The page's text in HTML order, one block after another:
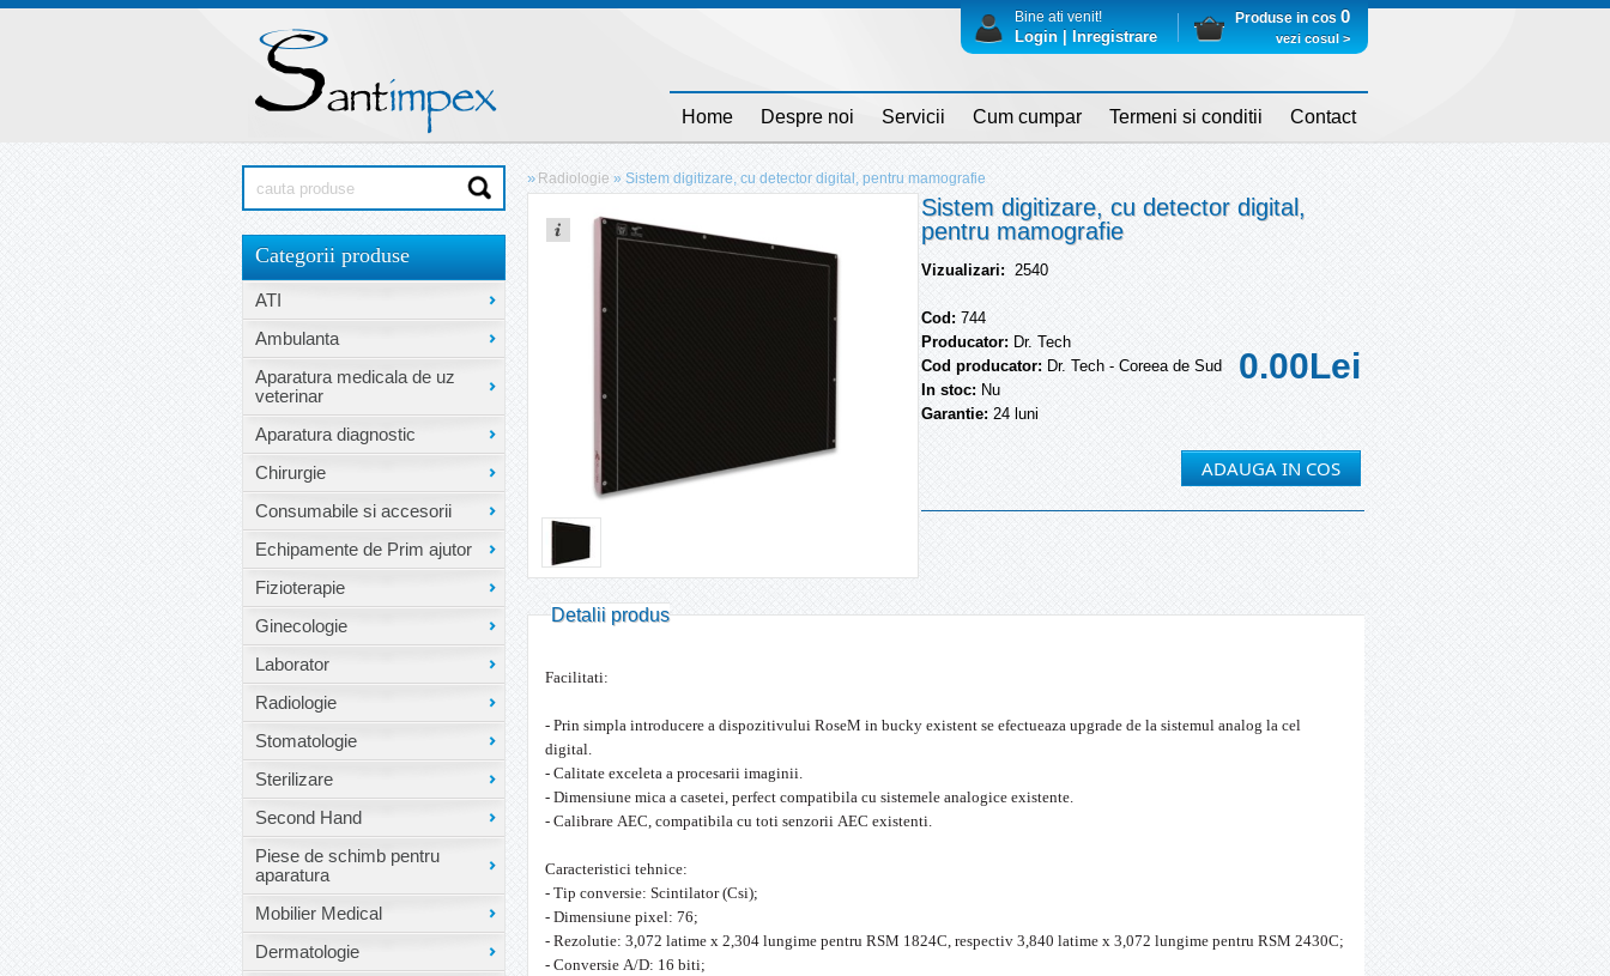
Home Despre noi Servicii Cum cumpar Termeni si conditii Contact
Bine ati venit!
Login | Inregistrare
Produse in cos 0
vezi cosul >
Categorii produse
ATI
Ambulanta
Aparatura medicala de uz
veterinar
Aparatura diagnostic
Chirurgie
Consumabile si accesorii
Echipamente de Prim ajutor
Fizioterapie
Ginecologie
Laborator
Radiologie
Stomatologie
Sterilizare
Second Hand
Piese de schimb pentru
aparatura
Mobilier Medical
Dermatologie
» Radiologie » Sistem digitizare, cu detector digital, pentru mamografie
Sistem digitizare, cu detector digital,
pentru mamografie
Vizualizari: 2540
Cod: 744
Producator: Dr. Tech
Cod producator: Dr. Tech - Coreea de Sud
In stoc: Nu
Garantie: 24 luni
0.00Lei
Detalii produs
Facilitati:
- Prin simpla introducere a dispozitivului RoseM in bucky existent se efectueaza upgrade de la sistemul analog la cel
digital.
- Calitate exceleta a procesarii imaginii.
- Dimensiune mica a casetei, perfect compatibila cu sistemele analogice existente.
- Calibrare AEC, compatibila cu toti senzorii AEC existenti.
Caracteristici tehnice:
- Tip conversie: Scintilator (Csi);
- Dimensiune pixel: 76;
- Rezolutie: 3,072 latime x 2,304 lungime pentru RSM 1824C, respectiv 3,840 latime x 3,072 lungime pentru RSM 2430C;
- Conversie A/D: 16 biti;